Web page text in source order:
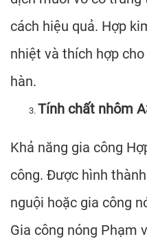
cách hiệu quả. Hợp
nhiệt và thích hợp
hàn.
Tính chất nhôm
Khả năng gia công
công. Được hình
nguội hoặc gia công
Gia công nóng Phạm